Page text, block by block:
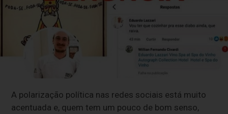
A polarização política nas redes sociais está muito
acentuada e, quem tem um pouco de bom senso,